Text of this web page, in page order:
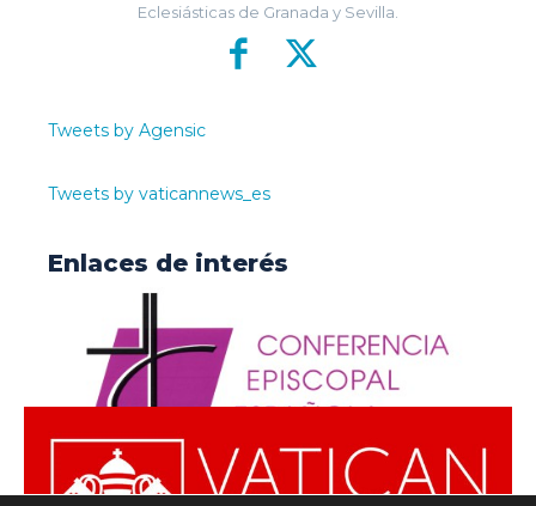
Eclesiásticas de Granada y Sevilla.
Tweets by Agensic
Tweets by vaticannews_es
Enlaces de interés